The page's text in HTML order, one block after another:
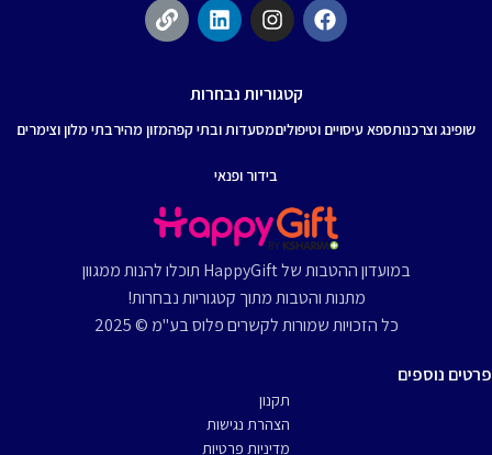
קטגוריות נבחרות
שופינג וצרכנותספא עיסויים וטיפוליםמסעדות ובתי קפהמזון מהירבתי מלון וצימרים
בידור ופנאי
במועדון ההטבות של HappyGift תוכלו להנות ממגוון
מתנות והטבות מתוך קטגוריות נבחרות!
כל הזכויות שמורות לקשרים פלוס בע"מ © 2025
פרטים נוספים
תקנון
הצהרת נגישות
מדיניות פרטיות